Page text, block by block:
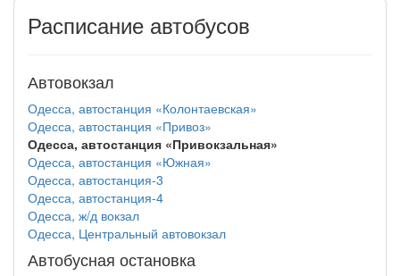
Расписание автобусов
Автовокзал
Одесса, автостанция «Колонтаевская»
Одесса, автостанция «Привоз»
Одесса, автостанция «Привокзальная»
Одесса, автостанция «Южная»
Одесса, автостанция-3
Одесса, автостанция-4
Одесса, ж/д вокзал
Одесса, Центральный автовокзал
Автобусная остановка